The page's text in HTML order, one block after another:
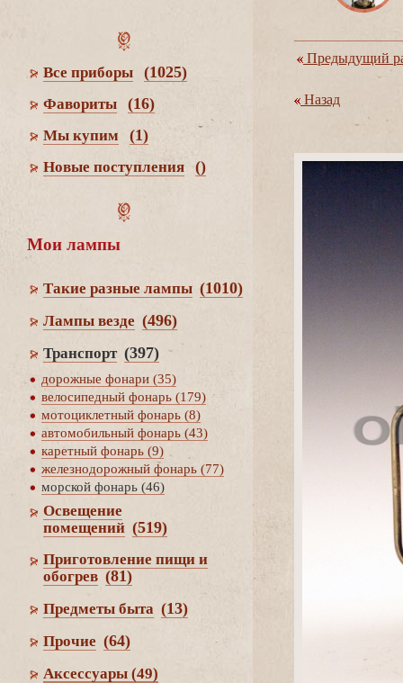
се приборы (1025)
Фавориты (16)
Мы купим (1)
Новые поступления ()
Мои лампы
Такие разные лампы (1010)
Лампы везде (496)
Транспорт (397)
дорожные фонари (35)
елосипедный фонарь (179)
мотоциклетный фонарь (8)
автомобильный фонарь (43)
каретный фонарь (9)
железнодорожный фонарь (77)
морской фонарь (46)
Освещение
помещений (519)
Приготовление пищи и
обогре (81)
Предметы быта (13)
Прочие (64)
Аксессуары (49)
Предыдущий
Назад